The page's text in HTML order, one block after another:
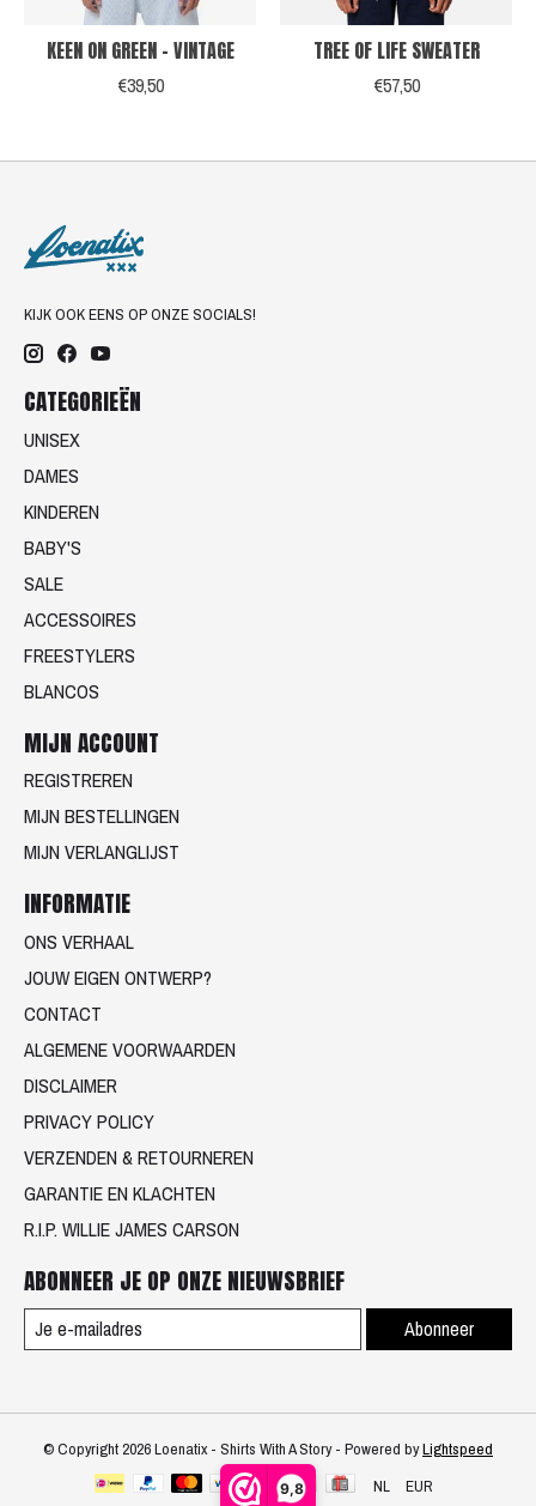
9,8
KEEN ON GREEN - VINTAGE
€39,50
TREE OF LIFE SWEATER
€57,50
KIJK OOK EENS OP ONZE SOCIALS!
CATEGORIEËN
UNISEX
DAMES
KINDEREN
BABY'S
SALE
ACCESSOIRES
FREESTYLERS
BLANCOS
MIJN ACCOUNT
REGISTREREN
MIJN BESTELLINGEN
MIJN VERLANGLIJST
INFORMATIE
ONS VERHAAL
JOUW EIGEN ONTWERP?
CONTACT
ALGEMENE VOORWAARDEN
DISCLAIMER
PRIVACY POLICY
VERZENDEN & RETOURNEREN
GARANTIE EN KLACHTEN
R.I.P. WILLIE JAMES CARSON
ABONNEER JE OP ONZE NIEUWSBRIEF
Abonneer
© Copyright 2026 Loenatix - Shirts With A Story - Powered byLightspeed
NL
EUR